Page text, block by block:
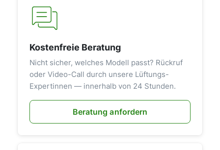
Kostenfreie Beratung
Nicht sicher, welches Modell passt? Rückruf
oder Video-Call durch unsere Lüftungs-
Expertinnen — innerhalb von 24 Stunden.
Beratung anfordern